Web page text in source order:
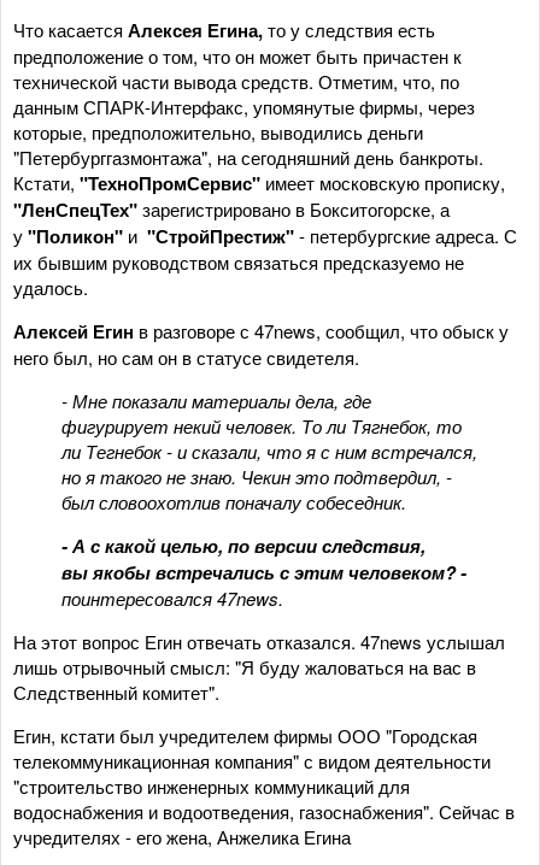
Что касается Алексея Егина,то у следствия есть
предположение о том, что он может быть причастен к
технической части вывода средств. Отметим, что, по
данным СПАРК-Интерфакс, упомянутые фирмы, через
которые, предположительно, выводились деньги
"Петербурггазмонтажа", на сегодняшний день банкроты.
Кстати, "ТехноПромСервис" имеет московскую прописку,
"ЛенСпецТех"зарегистрировано в Бокситогорске, а
у"Поликон" и "СтройПрестиж"- петербургские адреса. С
их бывшим руководством связаться предсказуемо не
удалось.
Алексей Егин в разговоре с 47news, сообщил, что обыск у
него был, но сам он в статусе свидетеля.
- Мне показали материалы дела, где
фигурирует некий человек. То ли Тягнебок, то
ли Тегнебок - и сказали, что я с ним встречался,
но я такого не знаю. Чекин это подтвердил, -
был словоохотлив поначалу собеседник.
- А с какой целью, по версии следствия,
вы якобы встречались с этим человеком? -
поинтересовался 47news.
На этот вопрос Егин отвечать отказался. 47news услышал
лишь отрывочный смысл: "Я буду жаловаться на вас в
Следственный комитет".
Егин, кстати был учредителем фирмы ООО "Городская
телекоммуникационная компания" с видом деятельности
"строительство инженерных коммуникаций для
водоснабжения и водоотведения, газоснабжения". Сейчас в
учредителях - его жена, Анжелика Егина